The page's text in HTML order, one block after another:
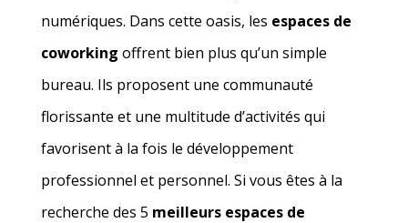
numériques. Dans cette oasis, les espaces de
coworking offrent bien plus qu’un simple
bureau. Ils proposent une communauté
florissante et une multitude d’activités qui
favorisent à la fois le développement
professionnel et personnel. Si vous êtes à la
recherche des 5 meilleurs espaces de